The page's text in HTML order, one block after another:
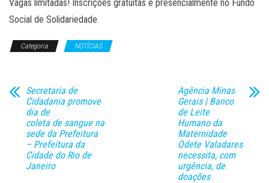
Vagas limitadas! Inscrições gratuitas e presencialmente no Fundo
Social de Solidariedade.
Categoria NOTÍCIAS
Secretaria de
Cidadania promove
dia de
coleta de sangue na
sede da Prefeitura
– Prefeitura da
Cidade do Rio de
Janeiro
Agência Minas
Gerais | Banco
de Leite
Humano da
Maternidade
Odete Valadares
necessita, com
urgência, de
doações